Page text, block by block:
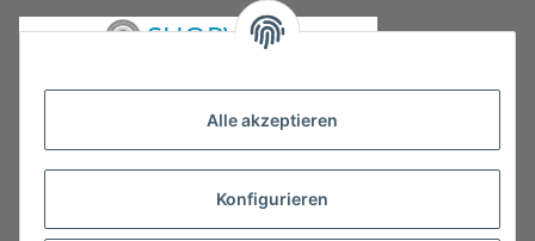
Alle akzeptieren
Konfigurieren